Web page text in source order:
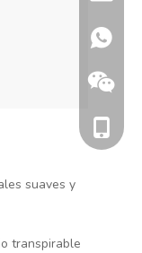
suaves y
transpirable
+86
+86